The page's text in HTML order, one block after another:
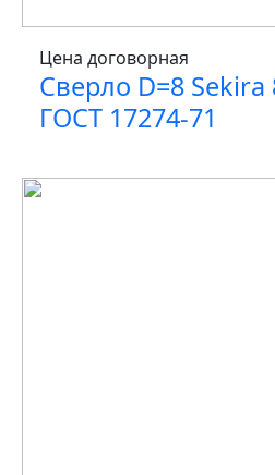
Цена договорная
Сверло D=8
ГОСТ 17274-71